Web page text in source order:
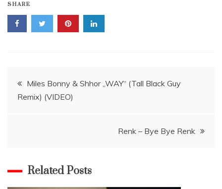
SHARE
Navigace
pro
Miles Bonny & Shhor „WAY“ (Tall Black Guy
Remix) (VIDEO)
Renk – Bye Bye Renk
Related Posts